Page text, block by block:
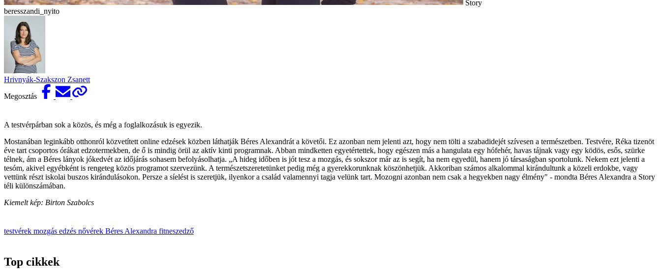
Story
beresszandi_nyito
Hrivnyák-Szakszon Zsanett
Megosztás
A testvérpárban sok a közös, és még a foglalkozásuk is egyezik.
Mostanában leginkább otthonról közvetített online edzések közben láthatják Béres Alexandrát a követői. Ez azonban nem jelenti azt, hogy nem tölti a szabadidejét szívesen a természetben. Testvére, Réka tizenöt
éve tart csoportos órákat edzotermekben, de ő is mindig örül az aktív kinti programnak. Abban mindketten egyetértettek, hogy egészen más a hangulata egy hófehér, havas tájnak vagy egy ködös, esős, szürke
télnek, ám a Béres lányok jókedvét az időjárás sohasem befolyásolhatja. „A hideg időben is jót tesz a mozgás, és sokszor már az is segít, ha nem egyedül, hanem jó társaságban sportolunk. Nekem ezt jelenti a
tesóm, akivel egyébként is rengeteg közös programot szervezünk. A természetszeretetünket pedig még a gyerekkorunknak köszönhetjük. Akkoriban számos alkalommal kirándultunk a közeli erdokbe, vagy
vettünk részt iskolai buszos kirándulásokon. Persze a síelést is szeretjük, ilyenkor a család valamennyi tagja velünk tart. Mozogni azonban nem csak a hegyekben nagy élmény" - mondta Béres Alexandra a Story
téli különszámában.
Kiemelt kép: Birton Szabolcs
testvérek mozgás edzés nővérek Béres Alexandra fitneszedző
Top cikkek